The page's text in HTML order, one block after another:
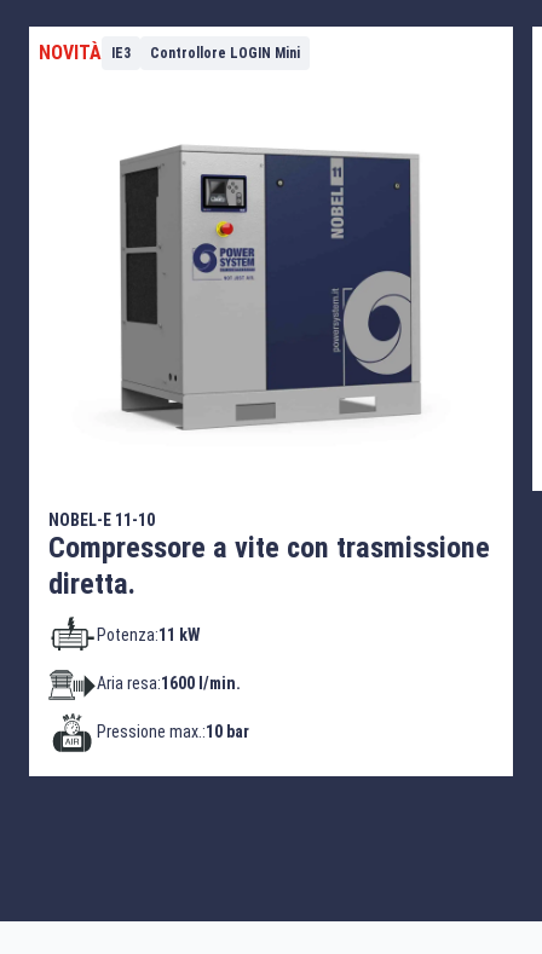
NOVITÀ IE3 Controllore LOGIN Mini
NOBEL-E 11-10
Compressore a vite con trasmissione
diretta.
Potenza:11 kW
Aria resa:1600 l/min.
Pressione max.:10 bar